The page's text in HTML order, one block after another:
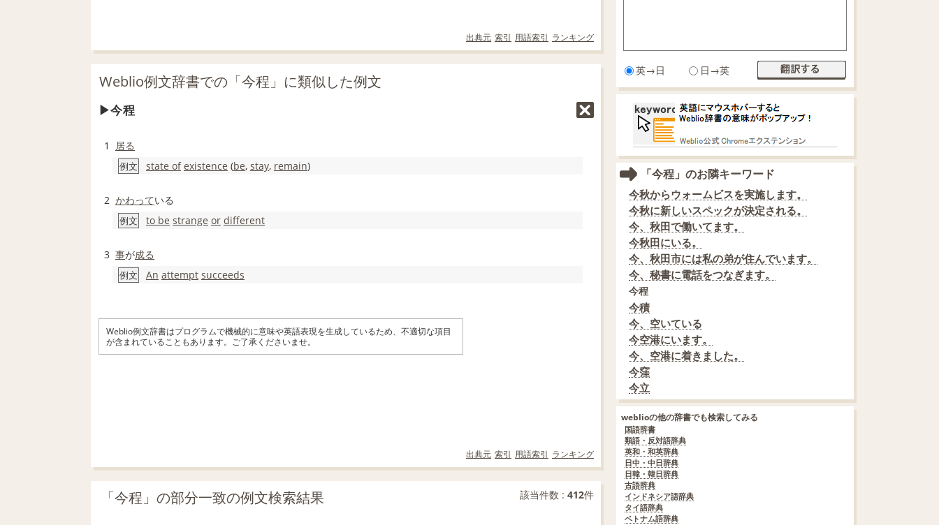
出典元 索引 用語索引 ランキング
Weblio例文辞書での「今程」に類似した例文
今程
1 居る
例文 state of existence (be, stay, remain)
2 かわっている
例文 to be strange or different
3 事が成る
例文 An attempt succeeds
Weblio例文辞書はプログラムで機械的に意味や英語表現を生成しているため、不適切な項目
が含まれていることもあります。ご了承くださいませ。
出典元 索引 用語索引 ランキング
「今程」の部分一致の例文検索結果 該当件数 : 412件
英→日 日→英
「今程」のお隣キーワード
今秋からウォームビスを実施します。
今秋に新しいスペックが決定される。
今、秋田で働いてます。
今秋田にいる。
今、秋田市には私の弟が住んでいます。
今、秘書に電話をつなぎます。
今程
今積
今、空いている
今空港にいます。
今、空港に着きました。
今窪
今立
weblioの他の辞書でも検索してみる
国語辞書
類語・反対語辞典
英和・和英辞典
日中・中日辞典
日韓・韓日辞典
古語辞典
インドネシア語辞典
タイ語辞典
ベトナム語辞典